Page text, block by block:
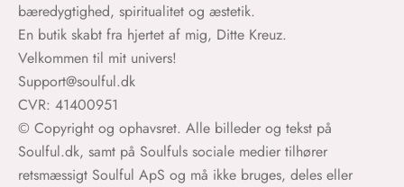
bæredygtighed, spiritualitet og æstetik.
En butik skabt fra hjertet af mig, Ditte Kreuz.
Velkommen til mit univers!
Support@soulful.dk
CVR: 41400951
© Copyright og ophavsret. Alle billeder og tekst på
Soulful.dk, samt på Soulfuls sociale medier tilhører
retsmæssigt Soulful ApS og må ikke bruges, deles eller